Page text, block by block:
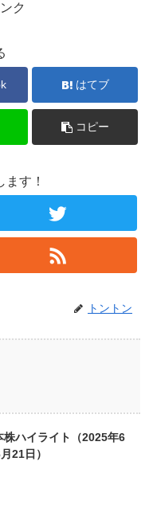
ク
はてブ
コピー
す！
トントン
株ハイライト（2025年6
21日）